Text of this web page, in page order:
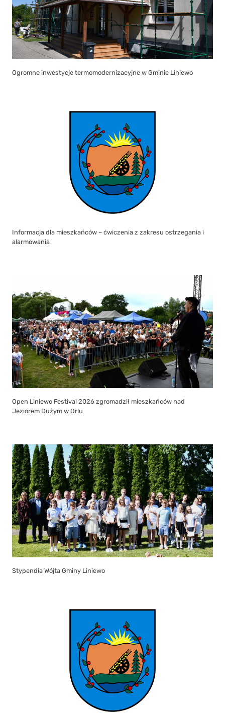
Ogromne inwestycje termomodernizacyjne w Gminie Liniewo
Informacja dla mieszkańców – ćwiczenia z zakresu ostrzegania i
alarmowania
Open Liniewo Festival 2026 zgromadził mieszkańców nad
Jeziorem Dużym w Orlu
Stypendia Wójta Gminy Liniewo